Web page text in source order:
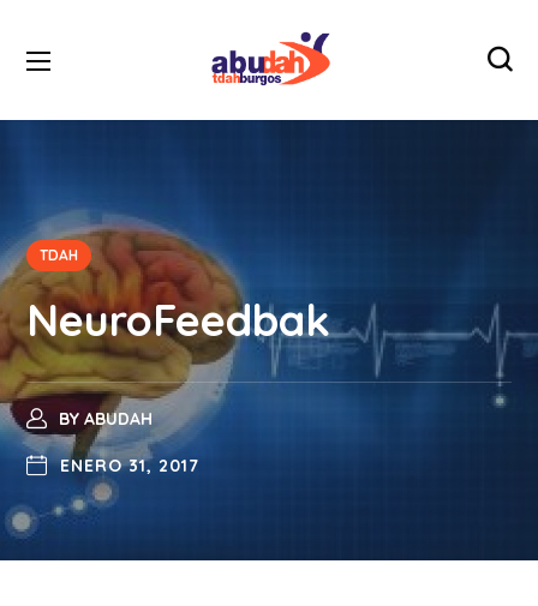
TDAH
NeuroFeedbak
BY ABUDAH
ENERO 31, 2017